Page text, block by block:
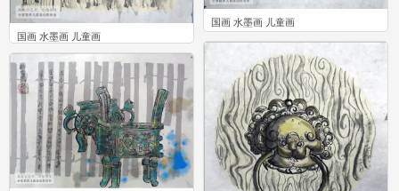
国画 水墨画 儿童画
0
国画 水墨画 儿童画
0